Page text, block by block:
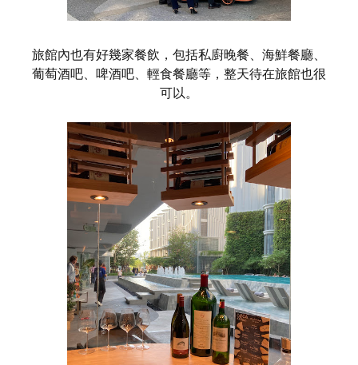
旅館內也有好幾家餐飲，包括私廚晚餐、海鮮餐廳、
葡萄酒吧、啤酒吧、輕食餐廳等，整天待在旅館也很
可以。